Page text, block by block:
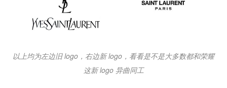
以上均为左边旧 logo，右边新 logo，看看是不是大多数都和荣耀
这新 logo 异曲同工